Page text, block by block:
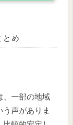
め
、一部の地域
声がありま